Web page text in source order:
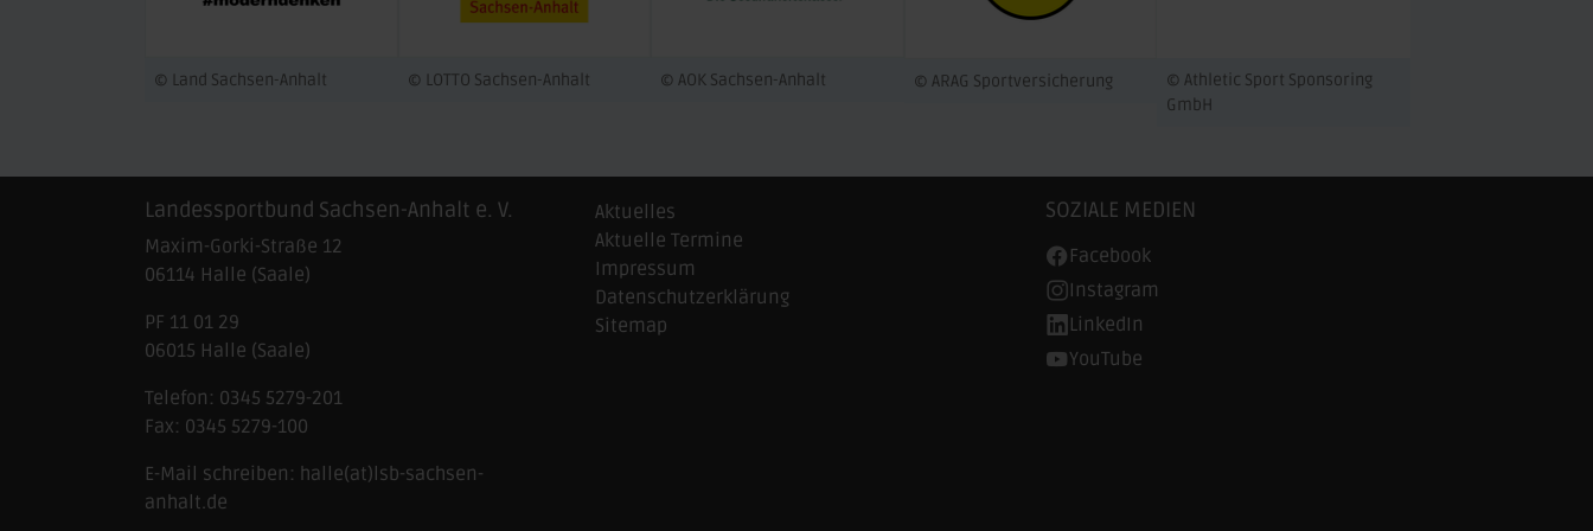
© Land Sachsen-Anhalt © LOTTO Sachsen-Anhalt © AOK Sachsen-Anhalt © ARAG Sportversicherung
© Athletic Sport Sponsoring
GmbH
Landessportbund Sachsen-Anhalt e. V.
Maxim-Gorki-Straße 12
06114 Halle (Saale)
PF 11 01 29
06015 Halle (Saale)
Telefon: 0345 5279-201
Fax: 0345 5279-100
E-Mail schreiben: halle(at)lsb-sachsen-
anhalt.de
Aktuelles
Aktuelle Termine
Impressum
Datenschutzerklärung
Sitemap
SOZIALE MEDIEN
Facebook
Instagram
LinkedIn
YouTube